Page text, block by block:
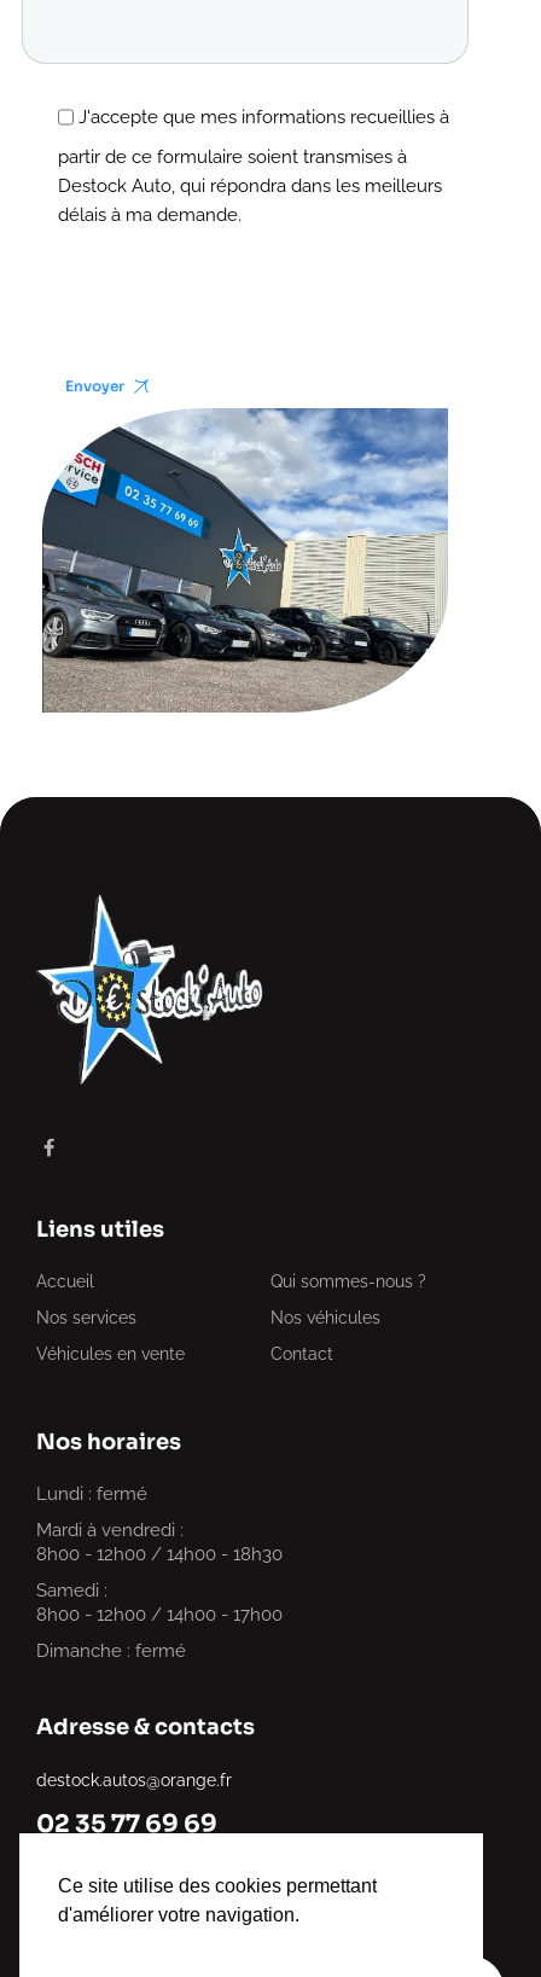
Ce site utilise des cookies permettant
d'améliorer votre navigation.
J'accepte que mes informations recueillies à
partir de ce formulaire soient transmises à
Destock Auto, qui répondra dans les meilleurs
délais à ma demande.
Envoyer
Liens utiles
Accueil
Qui sommes-nous ?
Nos services
Nos véhicules
Véhicules en vente
Contact
Nos horaires
Lundi : fermé
Mardi à vendredi :
8h00 - 12h00 / 14h00 - 18h30
Samedi :
8h00 - 12h00 / 14h00 - 17h00
Dimanche : fermé
Adresse & contacts
321 chemin du Mesnillet, Criquebeuf-sur-Seine, France
02 35 77 69 69
destock.autos@orange.fr